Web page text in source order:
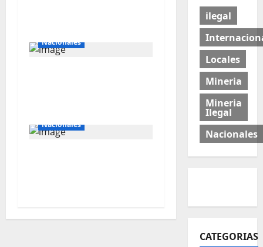
Nacionales
Nacionales
ilegal
Locales
Mineria
Mineria
Ilegal
Nacionales
CATEGORIAS